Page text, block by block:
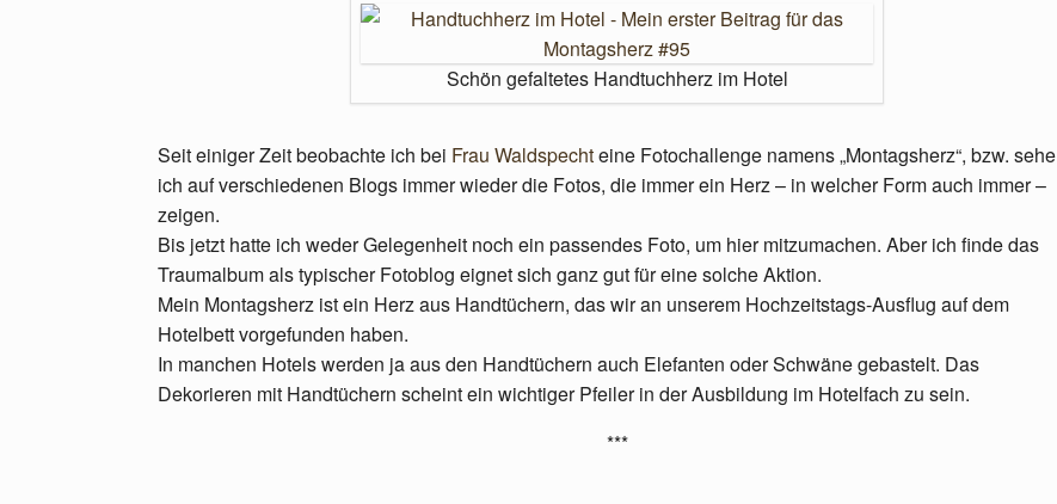
Schön gefaltetes Handtuchherz im Hotel
Seit einiger Zeit beobachte ich bei Frau Waldspechteine Fotochallenge namens „Montagsherz“, bzw. sehe
ich auf verschiedenen Blogs immer wieder die Fotos, die immer ein Herz – in welcher Form auch immer –
zeigen.
Bis jetzt hatte ich weder Gelegenheit noch ein passendes Foto, um hier mitzumachen. Aber ich finde das
Traumalbum als typischer Fotoblog eignet sich ganz gut für eine solche Aktion.
Mein Montagsherz ist ein Herz aus Handtüchern, das wir an unserem Hochzeitstags-Ausflug auf dem
Hotelbett vorgefunden haben.
In manchen Hotels werden ja aus den Handtüchern auch Elefanten oder Schwäne gebastelt. Das
Dekorieren mit Handtüchern scheint ein wichtiger Pfeiler in der Ausbildung im Hotelfach zu sein.
***